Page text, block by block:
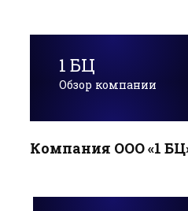
1 БЦ
Обзор компании
Компания ООО «1